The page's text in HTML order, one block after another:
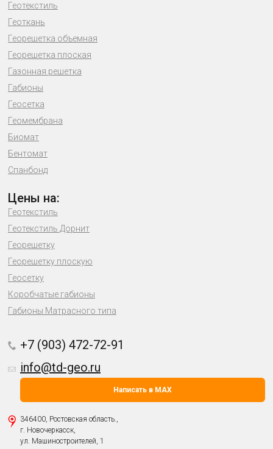
Геотекстиль
Геоткань
Георешетка объемная
Георешетка плоская
Газонная решетка
Габионы
Геосетка
Геомембрана
Биомат
Бентомат
Спанбонд
Цены на:
Геотекстиль
Геотекстиль Дорнит
Георешетку
Георешетку плоскую
Геосетку
Коробчатые габионы
Габионы Матрасного типа
+7 (903) 472-72-91
info@td-geo.ru
Написать в MAX
346400, Ростовская область.,
г. Новочеркасск,
ул. Машиностроителей, 1